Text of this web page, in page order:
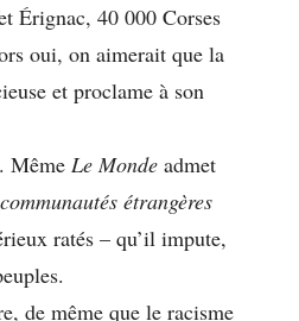
Érignac, 40 000 Corses
oui, on aimerait que la
et proclame à son
Même Le Monde admet
étrangères
ratés – qu’il impute,
de même que le racisme